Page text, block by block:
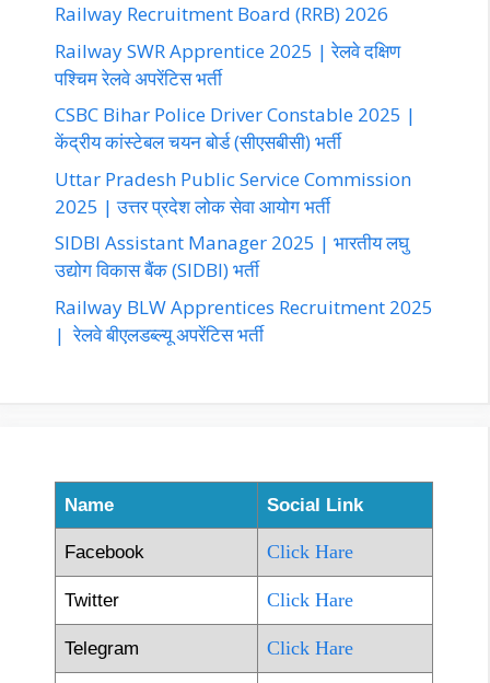
Railway Recruitment Board (RRB) 2026
Railway SWR Apprentice 2025 | रेलवे दक्षिण
पश्चिम रेलवे अपरेंटिस भर्ती
CSBC Bihar Police Driver Constable 2025 |
केंद्रीय कांस्टेबल चयन बोर्ड (सीएसबीसी) भर्ती
Uttar Pradesh Public Service Commission
2025 | उत्तर प्रदेश लोक सेवा आयोग भर्ती
SIDBI Assistant Manager 2025 | भारतीय लघु
उद्योग विकास बैंक (SIDBI) भर्ती
Railway BLW Apprentices Recruitment 2025
| रेलवे बीएलडब्ल्यू अपरेंटिस भर्ती
Name Social Link
Facebook Click Hare
Twitter Click Hare
Telegram Click Hare